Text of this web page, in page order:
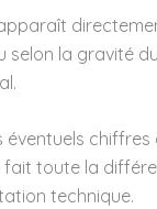
la gravité
éventuels chiffres
fait toute la
technique.